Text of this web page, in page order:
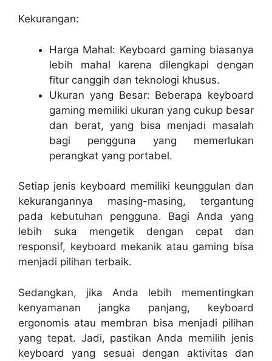
Kekurangan:
Harga Mahal: Keyboard gaming biasanya
lebih mahal karena dilengkapi dengan
fitur canggih dan teknologi khusus.
Ukuran yang Besar: Beberapa keyboard
gaming memiliki ukuran yang cukup besar
dan berat, yang bisa menjadi masalah
bagi pengguna yang memerlukan
perangkat yang portabel.
Setiap jenis keyboard memiliki keunggulan dan
kekurangannya masing-masing, tergantung
pada kebutuhan pengguna. Bagi Anda yang
lebih suka mengetik dengan cepat dan
responsif, keyboard mekanik atau gaming bisa
menjadi pilihan terbaik.
Sedangkan, jika Anda lebih mementingkan
kenyamanan jangka panjang, keyboard
ergonomis atau membran bisa menjadi pilihan
yang tepat. Jadi, pastikan Anda memilih jenis
keyboard yang sesuai dengan aktivitas dan